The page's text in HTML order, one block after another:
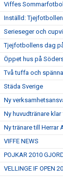
Viffes
Inställd:
Serieseger och
Tjejfotbollens dag
Öppet hus på
Två tuffa och
Städa Sverige
Ny
Ny huvudtränare
Ny tränare till Herrar
VIFFE NEWS
POJKAR 2010
VELLINGE IF OPEN